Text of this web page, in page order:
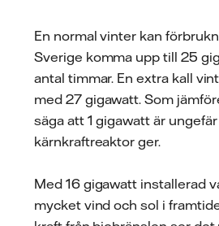
En normal vinter kan
Sverige komma upp till 25
antal timmar. En extra kall
med 27 gigawatt. Som
säga att 1 gigawatt är
kärnkraftreaktor ger.
Med 16 gigawatt installerad
mycket vind och sol i